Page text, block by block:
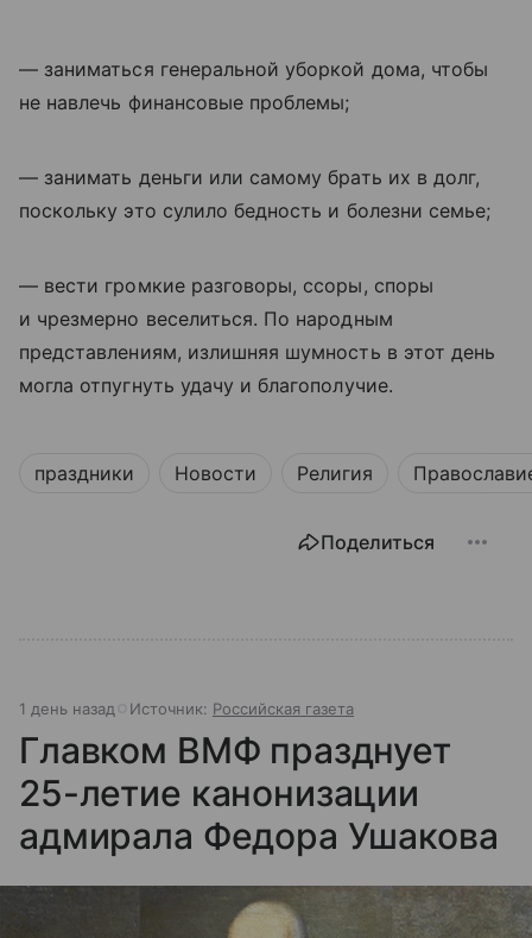
— заниматься генеральной уборкой дома, чтобы
не навлечь финансовые проблемы;
— занимать деньги или самому брать их в долг,
поскольку это сулило бедность и болезни семье;
— вести громкие разговоры, ссоры, споры
и чрезмерно веселиться. По народным
представлениям, излишняя шумность в этот день
могла отпугнуть удачу и благополучие.
праздники Новости Религия
Поделиться
1 день назад Источник: Российская газета
Главком ВМФ празднует
25-летие канонизации
адмирала Федора Ушакова